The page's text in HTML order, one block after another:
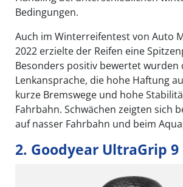
Bedingungen.
Auch im Winterreifentest von Auto
2022 erzielte der Reifen eine
Besonders positiv bewertet wurden
Lenkansprache, die hohe Haftung
kurze Bremswege und hohe
Fahrbahn. Schwächen zeigten sich
auf nasser Fahrbahn und beim
2. Goodyear UltraGrip 9